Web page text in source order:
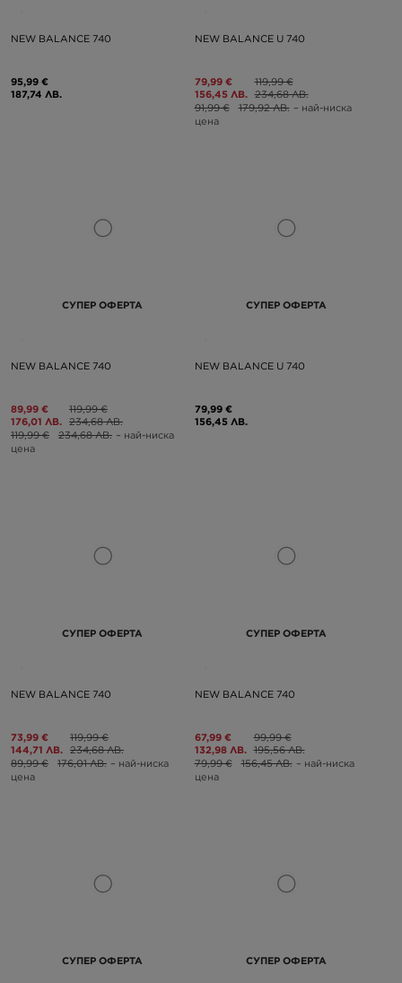
NEW BALANCE 740
95,99 €
187,74 ЛВ.
NEW BALANCE U 740
79,99 €
156,45 ЛВ.
119,99 €
234,68 ЛВ.
91,99 €
179,92 ЛВ. – най-ниска
цена
СУПЕР ОФЕРТА
NEW BALANCE 740
89,99 €
176,01 ЛВ.
119,99 €
234,68 ЛВ.
119,99 €
234,68 ЛВ. – най-ниска
цена
СУПЕР ОФЕРТА
NEW BALANCE U 740
79,99 €
156,45 ЛВ.
СУПЕР ОФЕРТА
NEW BALANCE 740
73,99 €
144,71 ЛВ.
119,99 €
234,68 ЛВ.
89,99 €
176,01 ЛВ. – най-ниска
цена
СУПЕР ОФЕРТА
NEW BALANCE 740
67,99 €
132,98 ЛВ.
99,99 €
195,56 ЛВ.
79,99 €
156,45 ЛВ. – най-ниска
цена
СУПЕР ОФЕРТА СУПЕР ОФЕРТА